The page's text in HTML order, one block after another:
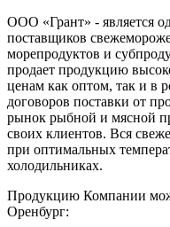
ООО «Грант» - является
поставщиков
морепродуктов и
продает продукцию
ценам как оптом, так и в
договоров поставки от
рынок рыбной и мясной
своих клиентов. Вся
при оптимальных
холодильниках.
Продукцию Компании
Оренбург: